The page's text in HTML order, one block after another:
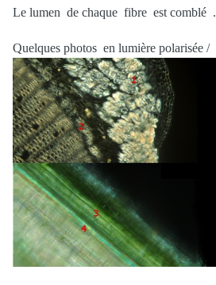
Le lumen de chaque fibre est comblé .
Quelques photos en lumière polarisée /